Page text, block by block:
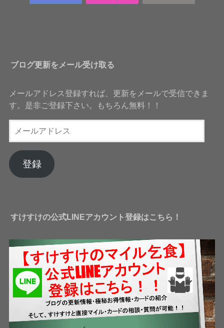
ブログ更新をメール受け取る
メールアドレス登録すれば、更新をメールで受信できま
す。是非ご登録下さい。もちろん無料！！
ー
ア
ド
登録
すけすけの公式LINEアカウント登録はこちら！